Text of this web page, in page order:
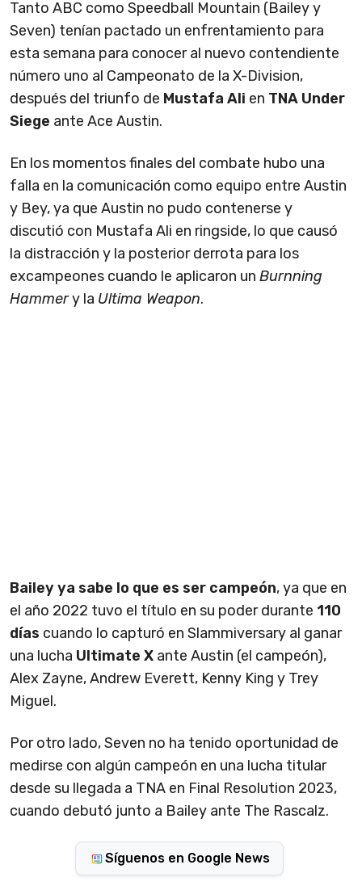
Tanto ABC como Speedball Mountain (Bailey y
Seven) tenían pactado un enfrentamiento para
esta semana para conocer al nuevo contendiente
número uno al Campeonato de la X-Division,
después del triunfo de Mustafa Ali en TNA Under
Siege ante Ace Austin.
En los momentos finales del combate hubo una
falla en la comunicación como equipo entre Austin
y Bey, ya que Austin no pudo contenerse y
discutió con Mustafa Ali en ringside, lo que causó
la distracción y la posterior derrota para los
excampeones cuando le aplicaron un Burnning
Hammery la Ultima Weapon.
Bailey ya sabe lo que es ser campeón, ya que en
el año 2022 tuvo el título en su poder durante 110
días cuando lo capturó en Slammiversary al ganar
una lucha Ultimate X ante Austin (el campeón),
Alex Zayne, Andrew Everett, Kenny King y Trey
Miguel.
Por otro lado, Seven no ha tenido oportunidad de
medirse con algún campeón en una lucha titular
desde su llegada a TNA en Final Resolution 2023,
cuando debutó junto a Bailey ante The Rascalz.
Síguenos en Google News